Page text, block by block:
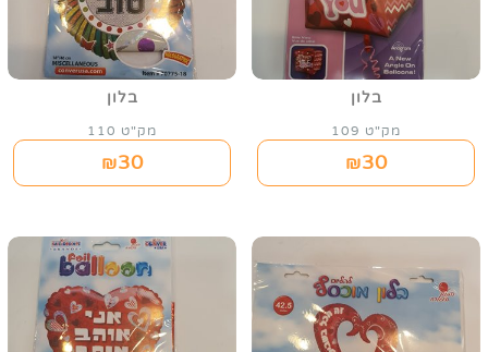
בלון
מק"ט 109
₪30
בלון
מק"ט 110
₪30